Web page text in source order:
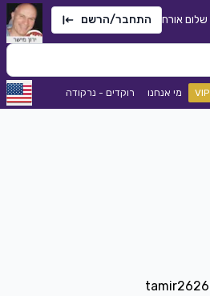
שלום אורח התחבר/הרשם
VIP מי אנחנו רוקדים - נרקודה